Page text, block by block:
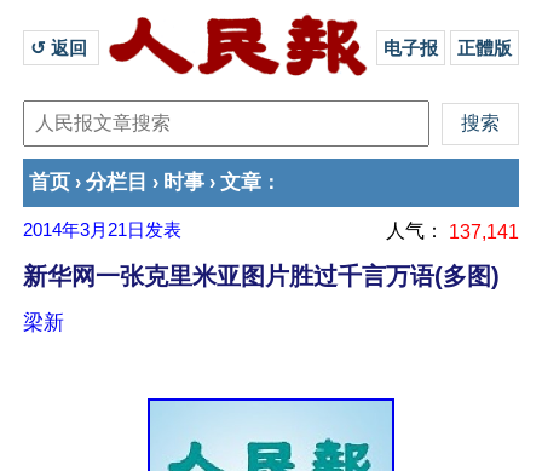
↺ 返回 电子报 正體版
首页 › 分栏目 › 时事 › 文章 ：
2014年3月21日 发表 人气： 137,141
新华网一张克里米亚图片胜过千言万语(多图)
梁新